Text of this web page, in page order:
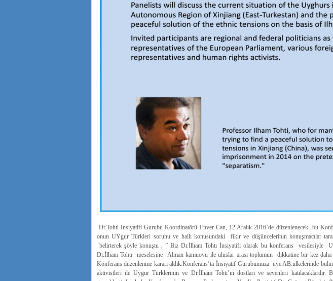
Dr.Tohti İnsiyatifi Gurubu Koordinatörü Enver Can, 12 Aralık 2016’de düzenlenecek bu
onun UYgur Türkleri sorunu ve hallı konusundaki fikir ve düşüncelerinin konuşmacılar
belirterek şöyle konuştu , ” Biz Dr.İlham Tohtı İnsiyatifi olarak bu konferans vesilesiyle
Dr.İlham Tohtı meselesine Alman kamuoyu ile uluslar arası toplumun dikkatine bir kez daha
Konferans düzenlenme kararı aldık.Konferans’ta İnsiyatif Gurubumuza üye AB.ülkelerinde
aktivistleri ile Uygur Türklerinin ve Dr.İlham Tohtı’ın dostları ve sevenleri katılacaklardır.